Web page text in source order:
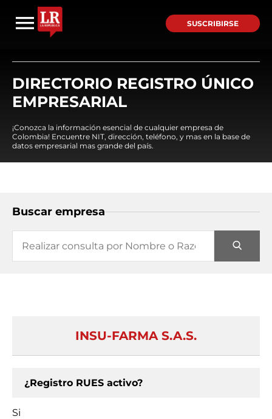
SUSCRIBIRSE
DIRECTORIO REGISTRO ÚNICO
EMPRESARIAL
¡Conozca la información esencial de cualquier empresa de
Colombia! Encuentre NIT, dirección, teléfono, y mas en la base de
datos empresarial mas grande del país.
Buscar empresa
INSU-FARMA S.A.S.
¿Registro RUES activo?
Si